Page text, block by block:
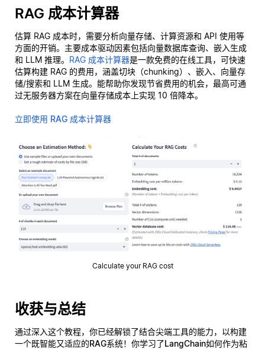
RAG 成本计算器
估算 RAG 成本时，需要分析向量存储、计算资源和 API 使用等
方面的开销。主要成本驱动因素包括向量数据库查询、嵌入生成
和 LLM 推理。 RAG 成本计算器是一款免费的在线工具，可快速
估算构建 RAG 的费用，涵盖切块（chunking）、嵌入、向量存
储/搜索和 LLM 生成。能帮助你发现节省费用的机会，最高可通
过无服务器方案在向量存储成本上实现 10 倍降本。
立即使用 RAG 成本计算器
Calculate your RAG cost
收获与总结
通过深入这个教程，你已经解锁了结合尖端工具的能力，以构建
一个既智能又适应的RAG系统！你学习了LangChain如何作为粘